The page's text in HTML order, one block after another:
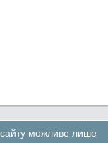
сайту можливе лише